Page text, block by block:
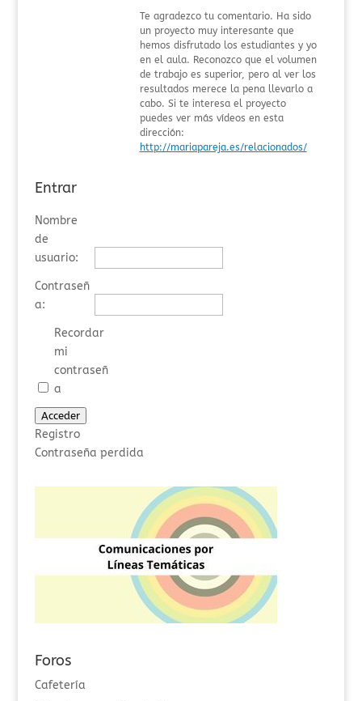
Te agradezco tu comentario. Ha sido
un proyecto muy interesante que
hemos disfrutado los estudiantes y yo
en el aula. Reconozco que el volumen
de trabajo es superior, pero al ver los
resultados merece la pena llevarlo a
cabo. Si te interesa el proyecto
puedes ver más vídeos en esta
dirección:
http://mariapareja.es/relacionados/
Entrar
Nombre
de
usuario:
Contraseñ
a:
Recordar
mi
contraseñ
a
Acceder
Registro
Contraseña perdida
Foros
Cafetería